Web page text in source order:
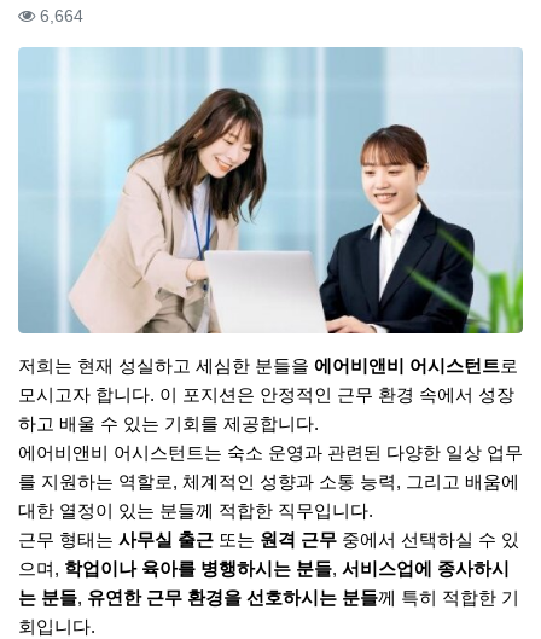
컨텐츠 정보
6,664조회
저희는 현재 성실하고 세심한 분들을 에어비앤비 어시스턴트로
모시고자 합니다. 이 포지션은 안정적인 근무 환경 속에서 성장
하고 배울 수 있는 기회를 제공합니다.
에어비앤비 어시스턴트는 숙소 운영과 관련된 다양한 일상 업무
를 지원하는 역할로, 체계적인 성향과 소통 능력, 그리고 배움에
대한 열정이 있는 분들께 적합한 직무입니다.
근무 형태는 사무실 출근 또는 원격 근무 중에서 선택하실 수 있
으며, 학업이나 육아를 병행하시는 분들, 서비스업에 종사하시
는 분들, 유연한 근무 환경을 선호하시는 분들께 특히 적합한 기
회입니다.